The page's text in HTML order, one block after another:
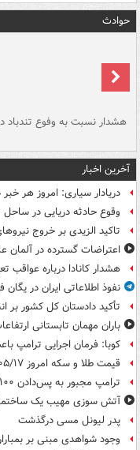
حوادث
هشدار نسبت به وفوع تندباد
آخرین اخبار
دریادار سیاری: امروز هر
وقوع حادثه دریایی در
تاکید الزیدی بر خروج
اعتراضات گسترده در
هشدار کانادا درباره عواقب تعرفه ۵۰ درصدی
نفوذ اطلاعاتی ایران در
تأکید دادستان کل کشور بر
باران مهمان تابستانی
کوبا: فرمان اجرایی ترامپ
قیمت طلا و سکه امروز ۱۴۰۵/۰۵/۱۷
ترامپ مجبور به پس‌دادن ۱۰۰ میلیارد دلار از پول تعرفه‌ها شد
آتش سوزی مهیب یک ساختمان ۱۲ طبقه در
پدر لیونل مسی درگذشت
وجود شواهدی مبنی بر